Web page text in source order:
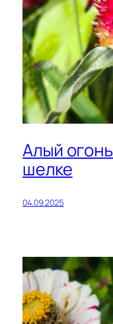
Алый
шелке
04.09.2025